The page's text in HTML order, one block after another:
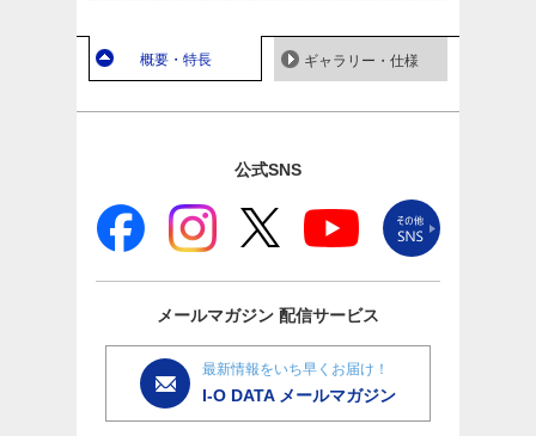
概要・特長 ギャラリー・仕様
公式SNS
メールマガジン 配信サービス
最新情報をいち早くお届け！
I-O DATA メールマガジン